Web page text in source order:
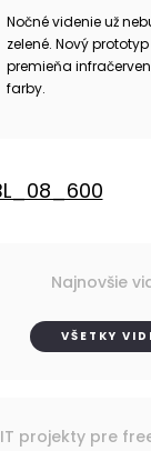
Nočné videnie už
zelené. Nový
premieňa
farby.
Najnovšie
VŠETKY
IT projekty pre